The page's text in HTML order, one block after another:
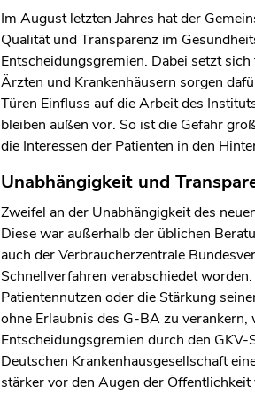
Im August letzten Jahres hat der
Qualität und Transparenz im
Entscheidungsgremien. Dabei setzt
Ärzten und Krankenhäusern sorgen
Türen Einfluss auf die Arbeit des
bleiben außen vor. So ist die Gefahr
die Interessen der Patienten in den
Unabhängigkeit und
Zweifel an der Unabhängigkeit des
Diese war außerhalb der üblichen
auch der Verbraucherzentrale
Schnellverfahren verabschiedet
Patientennutzen oder die Stärkung
ohne Erlaubnis des G-BA zu
Entscheidungsgremien durch den
Deutschen Krankenhausgesellschaft
stärker vor den Augen der Öffentlichkeit